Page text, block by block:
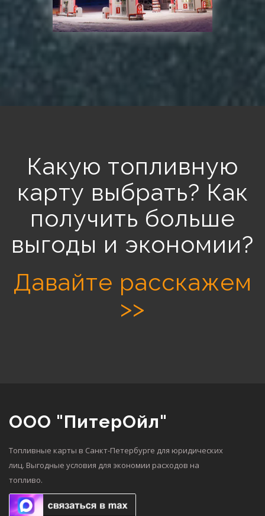
Какую топливную
карту выбрать? Как
получить больше
выгоды и экономии?
Давайте расскажем
>>
ООО "ПитерОйл"
Топливные карты в Санкт-Петербурге для юридических
лиц. Выгодные условия для экономии расходов на
топливо.